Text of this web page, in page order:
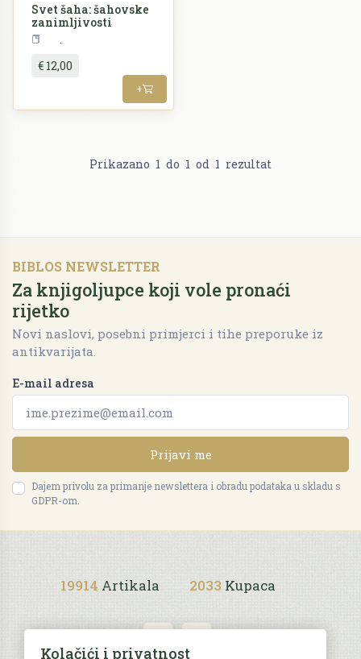
Svet šaha: šahovske
zanimljivosti
€ 12,00
+
Prikazano 1 do 1 od 1 rezultat
BIBLOS NEWSLETTER
Za knjigoljupce koji vole pronaći
rijetko
Novi naslovi, posebni primjerci i tihe preporuke iz
antikvarijata.
E-mail adresa
Prijavi me
Dajem privolu za primanje newslettera i obradu podataka u skladu s
GDPR-om.
19914 Artikala 2033 Kupaca
Kolačići i privatnost